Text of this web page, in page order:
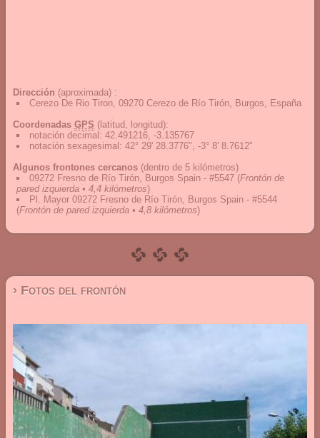
Dirección (aproximada) :
Cerezo De Rio Tiron, 09270 Cerezo de Río Tirón, Burgos, España
Coordenadas GPS (latitud, longitud):
notación decimal : 42.491216, -3.135767
notación sexagesimal : 42° 29' 28.3776", -3° 8' 8.7612"
Algunos frontones cercanos (dentro de 5 kilómetros)
09272 Fresno de Río Tirón, Burgos Spain - #5547 (Frontón de
pared izquierda • 4,4 kilómetros)
Pl. Mayor 09272 Fresno de Río Tirón, Burgos Spain - #5544
(Frontón de pared izquierda • 4,8 kilómetros)
› Fotos del frontón